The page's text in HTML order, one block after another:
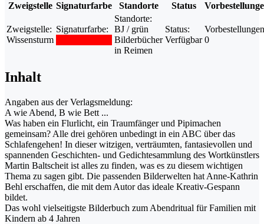
Zweigstelle Signaturfarbe Standorte Status
Zweigstelle:
Wissensturm
Signaturfarbe:
Standorte:
BJ / grün
Bilderbücher
in Reimen
Status:
Verfügbar 0
Inhalt
Angaben aus der Verlagsmeldung:
A wie Abend, B wie Bett ...
Was haben ein Flurlicht, ein Traumfänger und Pipimachen
gemeinsam? Alle drei gehören unbedingt in ein ABC über das
Schlafengehen! In dieser witzigen, verträumten, fantasievollen und
spannenden Geschichten- und Gedichtesammlung des Wortkünstlers
Martin Baltscheit ist alles zu finden, was es zu diesem wichtigen
Thema zu sagen gibt. Die passenden Bilderwelten hat Anne-Kathrin
Behl erschaffen, die mit dem Autor das ideale Kreativ-Gespann
bildet.
Das wohl vielseitigste Bilderbuch zum Abendritual für Familien mit
Kindern ab 4 Jahren